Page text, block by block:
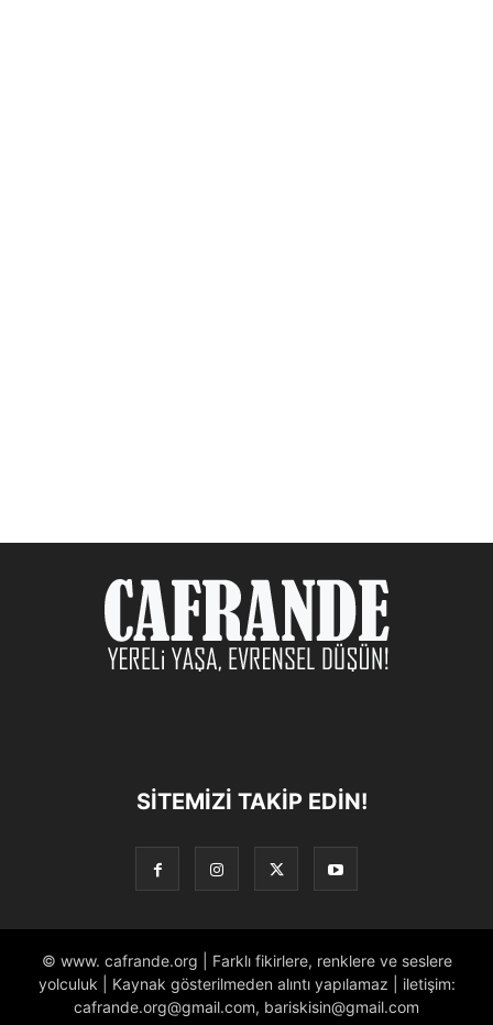
SITEMIZI TAKIP EDIN!
© www. cafrande.org | Farklı fikirlere, renklere ve seslere
yolculuk | Kaynak gösterilmeden alıntı yapılamaz | iletişim:
cafrande.org@gmail.com, bariskisin@gmail.com